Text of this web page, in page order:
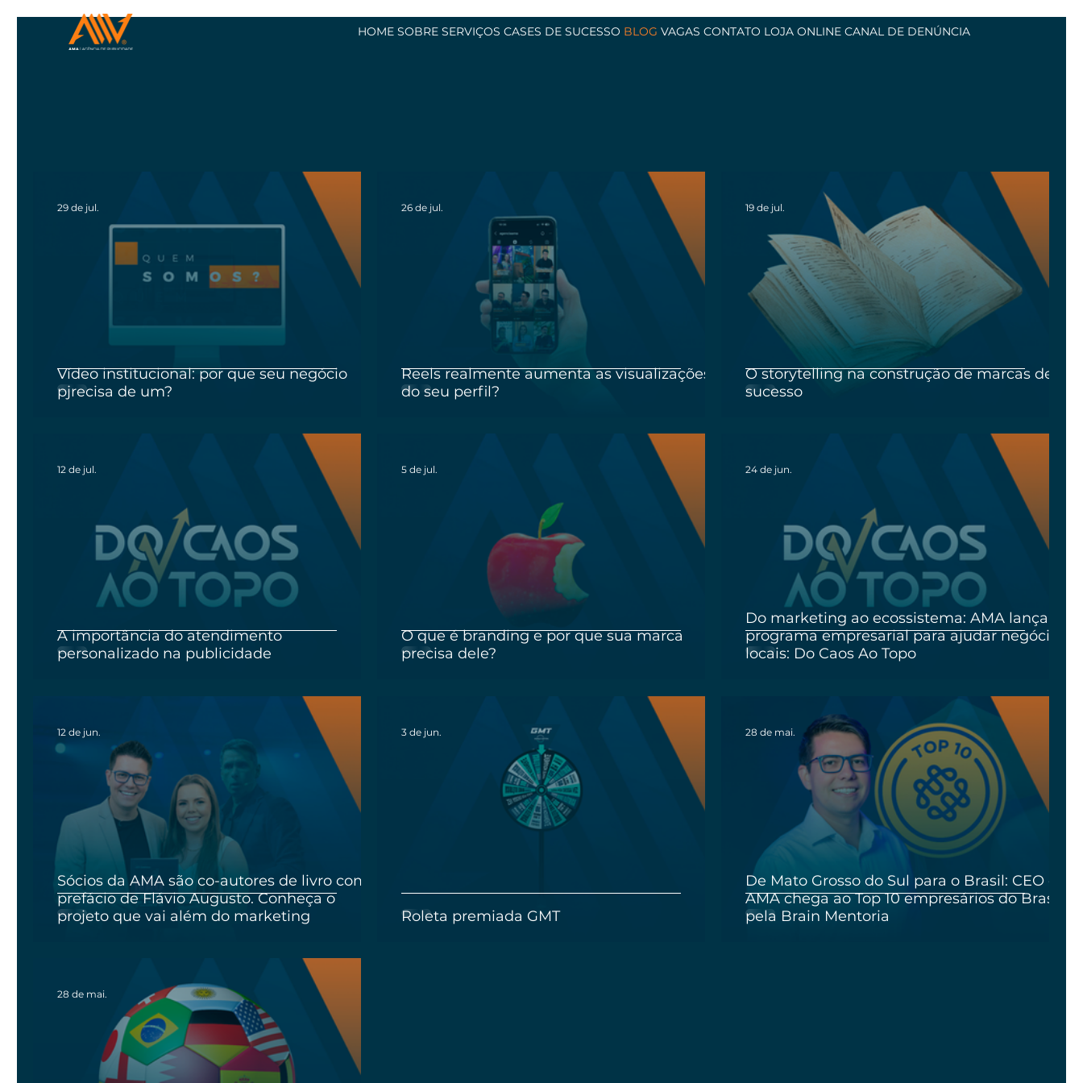
HOME SOBRE SERVIÇOS CASES DE SUCESSO BLOG VAGAS CONTATO LOJA ONLINE CANAL DE DENÚNCIA
Vídeo institucional: por que seu negócio
pjrecisa de um?
29 de jul.
Reels realmente aumenta as visualizações
do seu perfil?
26 de jul.
O storytelling na construção de marcas de
sucesso
19 de jul.
A importância do atendimento
personalizado na publicidade
12 de jul.
O que é branding e por que sua marca
precisa dele?
5 de jul.
Do marketing ao ecossistema: AMA lança
programa empresarial para ajudar negócios
locais: Do Caos Ao Topo
24 de jun.
Sócios da AMA são co-autores de livro com
prefácio de Flávio Augusto. Conheça o
projeto que vai além do marketing
12 de jun.
Roleta premiada GMT
3 de jun.
De Mato Grosso do Sul para o Brasil: CEO da
AMA chega ao Top 10 empresários do Brasil,
pela Brain Mentoria
28 de mai.
28 de mai.